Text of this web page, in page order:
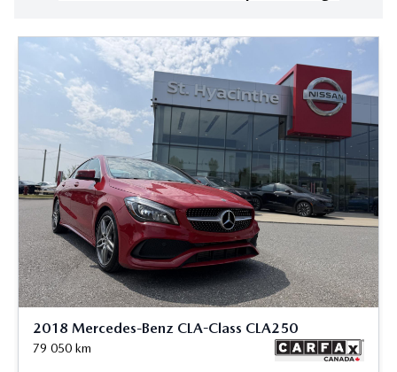
2018 Mercedes-Benz CLA-Class CLA250
79 050 km